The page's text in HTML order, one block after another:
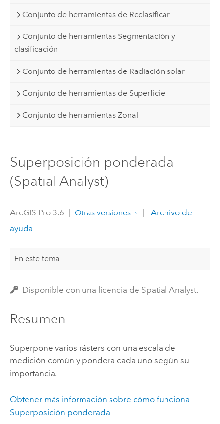
Conjunto de herramientas de Reclasificar
Conjunto de herramientas Segmentación y
clasificación
Conjunto de herramientas de Radiación solar
Conjunto de herramientas de Superficie
Conjunto de herramientas Zonal
Superposición ponderada
(Spatial Analyst)
ArcGIS Pro 3.6 | Otras versiones |
Archivo de
ayuda
En este tema
Disponible con una licencia de Spatial Analyst.
Resumen
Superpone varios rásters con una escala de
medición común y pondera cada uno según su
importancia.
Obtener más información sobre cómo funciona
Superposición ponderada